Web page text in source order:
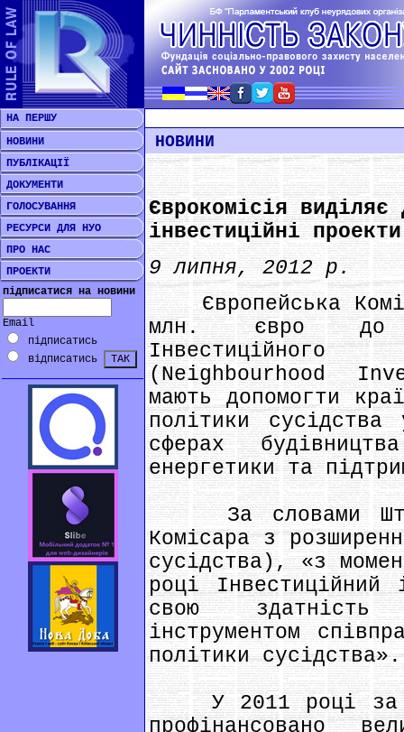
НА ПЕРШУ
НОВИНИ
ПУБЛІКАЦІЇ
ДОКУМЕНТИ
ГОЛОСУВАННЯ
РЕСУРСИ ДЛЯ НУО
ПРО НАС
ПРОЕКТИ
підписатися на новини
Email
підписатись
відписатись
НОВИНИ
Єврокомісія
інвестиційні
9 липня, 2012 р.
Європейська
млн. євро до
Інвестиційного
(Neighbourhood
мають допомогти
політики
сферах
енергетики та
За словами
Комісара з
сусідства), «з
році Інвестиційний
свою здатність
інструментом
політики сусідства».
У 2011 році за
профінансовано